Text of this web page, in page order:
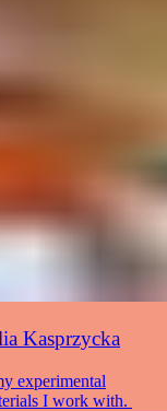
Kasprzycka
experimental
I work with.